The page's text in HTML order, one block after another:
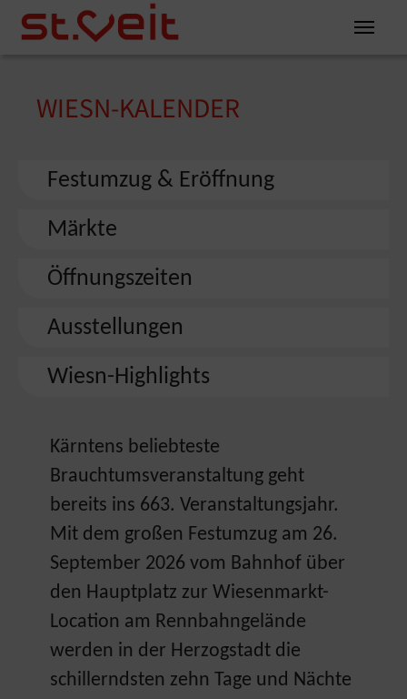
Zum Inhalt springen
Zum Seitenende springen
You are here:
WIESN-KALENDER
Festumzug & Eröffnung
Märkte
Öffnungszeiten
Ausstellungen
Wiesn-Highlights
Kärntens beliebteste
Brauchtumsveranstaltung geht
bereits ins 663. Veranstaltungsjahr.
Mit dem großen Festumzug am 26.
September 2026 vom Bahnhof über
den Hauptplatz zur Wiesenmarkt-
Location am Rennbahngelände
werden in der Herzogstadt die
schillerndsten zehn Tage und Nächte